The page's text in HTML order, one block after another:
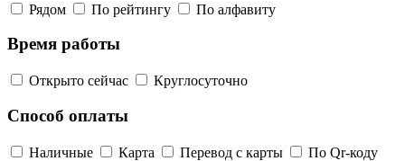
Рядом По рейтингу По алфавиту
Время работы
Открыто сейчас Круглосуточно
Способ оплаты
Наличные Карта Перевод с карты По Qr-коду